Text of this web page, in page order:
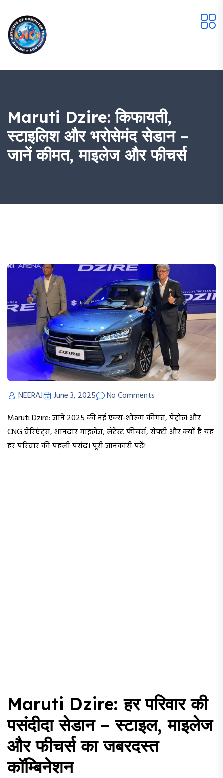
Maruti Dzire: किफायती,
स्टाइलिश और भरोसेमंद सेडान –
जानें कीमत, माइलेज और फीचर्स
NEERAJ June 3, 2025
No Comments
Maruti Dzire: जानें 2025 की नई एक्स-शोरूम कीमत, पेट्रोल और
CNG वेरिएंट्स, शानदार माइलेज, लेटेस्ट फीचर्स, सेफ्टी और क्यों है यह
हर परिवार की पहली पसंद। पूरी जानकारी पढ़ें!
Maruti Dzire: हर परिवार की
पसंदीदा सेडान – स्टाइल, माइलेज
और फीचर्स का जबरदस्त
कॉम्बिनेशन